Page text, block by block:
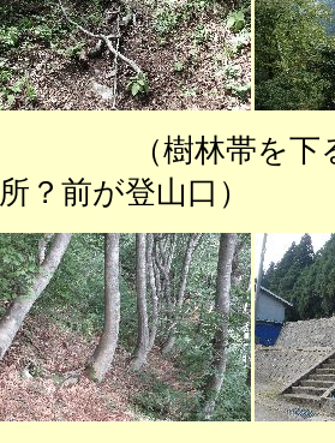
（樹林帯を
所？前が登山口）